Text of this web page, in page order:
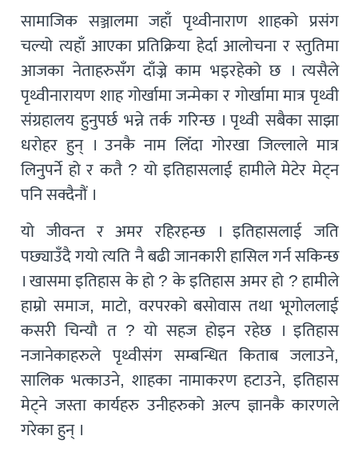
सामाजिक सञ्जालमा जहाँ पृथ्वीनाराण शाहको प्रसंग
चल्यो त्यहाँ आएका प्रतिक्रिया हेर्दा आलोचना र स्तुतिमा
आजका नेताहरुसँग दाँज्ने काम भइरहेको छ । त्यसैले
पृथ्वीनारायण शाह गोर्खामा जन्मेका र गोर्खामा मात्र पृथ्वी
संग्रहालय हुनुपर्छ भन्ने तर्क गरिन्छ । पृथ्वी सबैका साझा
धरोहर हुन् । उनकै नाम लिँदा गोरखा जिल्लाले मात्र
लिनुपर्ने हो र कतै ? यो इतिहासलाई हामीले मेटेर मेट्न
पनि सक्दैनौं ।
यो जीवन्त र अमर रहिरहन्छ । इतिहासलाई जति
पछ्याउँदै गयो त्यति नै बढी जानकारी हासिल गर्न सकिन्छ
। खासमा इतिहास के हो ? के इतिहास अमर हो ? हामीले
हाम्रो समाज, माटो, वरपरको बसोवास तथा भूगोललाई
कसरी चिन्यौ त ? यो सहज होइन रहेछ । इतिहास
नजानेकाहरुले पृथ्वीसंग सम्बन्धित किताब जलाउने,
सालिक भत्काउने, शाहका नामाकरण हटाउने, इतिहास
मेट्ने जस्ता कार्यहरु उनीहरुको अल्प ज्ञानकै कारणले
गरेका हुन् ।